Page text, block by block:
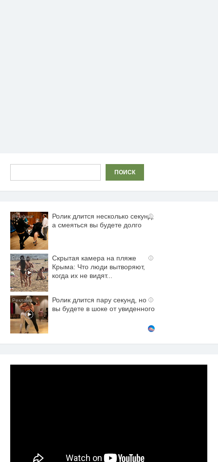
ПОИСК
i
Ролик длится несколько секунд,
а смеяться вы будете долго
i
Скрытая камера на пляже
Крыма: Что люди вытворяют,
когда их не видят...
i
Ролик длится пару секунд, но
вы будете в шоке от увиденного